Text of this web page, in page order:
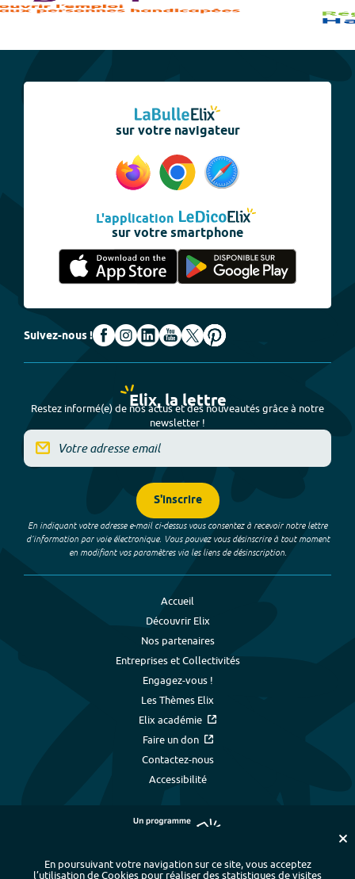
sur votre navigateur
L'application
sur votre smartphone
Suivez-nous !
Elix, la lettre
Restez informé(e) de nos actus et des nouveautés grâce à notre
newsletter !
S'inscrire
En indiquant votre adresse e-mail ci-dessus vous consentez à recevoir notre lettre
d’information par voie électronique. Vous pouvez vous désinscrire à tout moment
en modifiant vos paramètres via les liens de désinscription.
Accueil
Découvrir Elix
Nos partenaires
Entreprises et Collectivités
Engagez-vous !
Les Thèmes Elix
Elix académie
Faire un don
Contactez-nous
Accessibilité
En poursuivant votre navigation sur ce site, vous acceptez
l’utilisation de Cookies pour réaliser des statistiques de visites